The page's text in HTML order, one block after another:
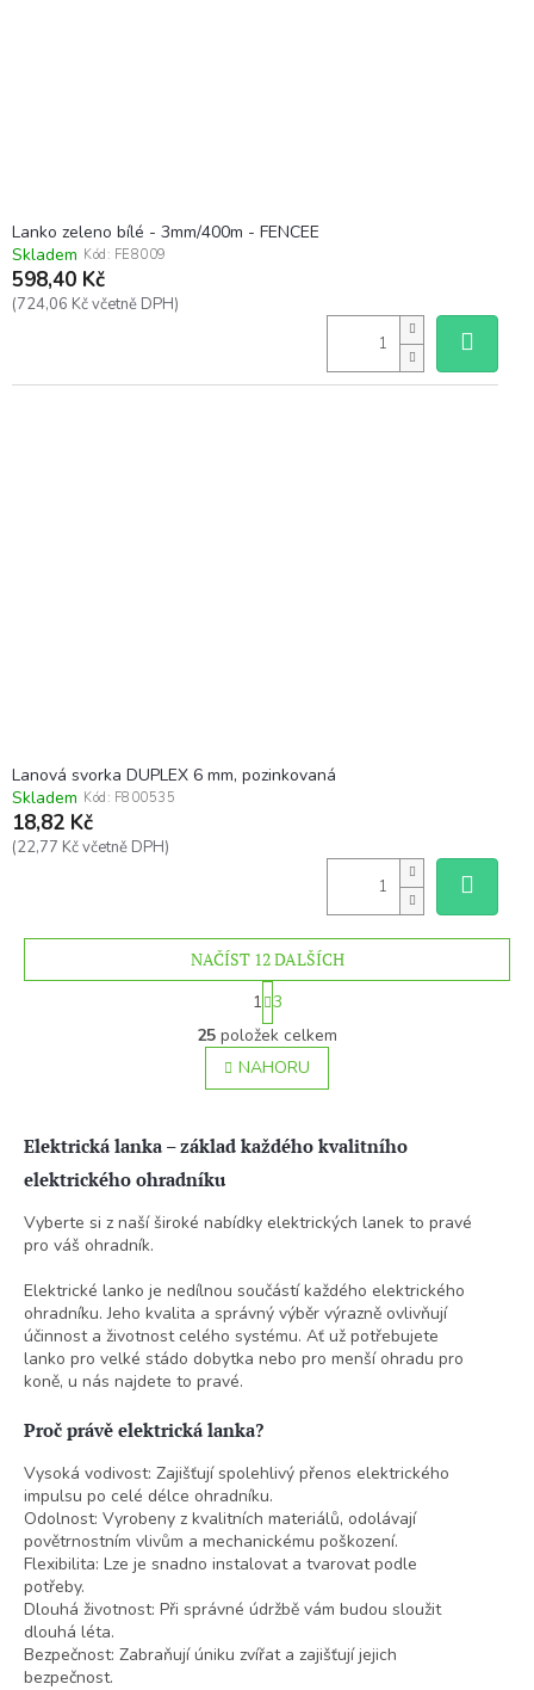
Lanko zeleno bílé - 3mm/400m - FENCEE
Skladem Kód: FE8009
598,40 Kč
(724,06 Kč včetně DPH)
Lanová svorka DUPLEX 6 mm, pozinkovaná
Skladem Kód: F800535
18,82 Kč
(22,77 Kč včetně DPH)
O
v
l
á
a
c
r
y
v
ý
p
NAČÍST 12 DALŠÍCH
S
t
r
á
n
k
á
1 3
25 položek celkem
NAHORU
Elektrická lanka – základ každého kvalitního
elektrického ohradníku
Vyberte si z naší široké nabídky elektrických lanek to pravé
pro váš ohradník.
Elektrické lanko je nedílnou součástí každého elektrického
ohradníku. Jeho kvalita a správný výběr výrazně ovlivňují
účinnost a životnost celého systému. Ať už potřebujete
lanko pro velké stádo dobytka nebo pro menší ohradu pro
koně, u nás najdete to pravé.
Proč právě elektrická lanka?
Vysoká vodivost: Zajišťují spolehlivý přenos elektrického
impulsu po celé délce ohradníku.
Odolnost: Vyrobeny z kvalitních materiálů, odolávají
povětrnostním vlivům a mechanickému poškození.
Flexibilita: Lze je snadno instalovat a tvarovat podle
potřeby.
Dlouhá životnost: Při správné údržbě vám budou sloužit
dlouhá léta.
Bezpečnost: Zabraňují úniku zvířat a zajišťují jejich
bezpečnost.